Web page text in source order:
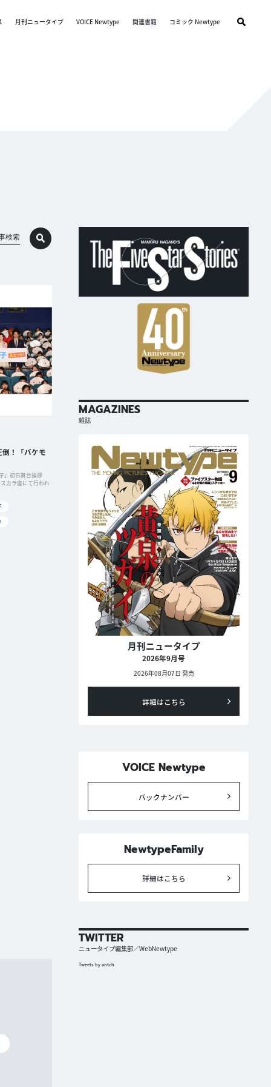
月刊ニュータイプ VOICE Newtype 関連書籍 コミック Newtype
検索
！「バケモ
」初日舞台挨拶
カラ座にて行われ
MAGAZINES
雑誌
月刊ニュータイプ
2026年9月号
2026年08月07日 発売
詳細はこちら
VOICE Newtype
バックナンバー
NewtypeFamily
詳細はこちら
TWITTER
ニュータイプ編集部／WebNewtype
Tweets by antch